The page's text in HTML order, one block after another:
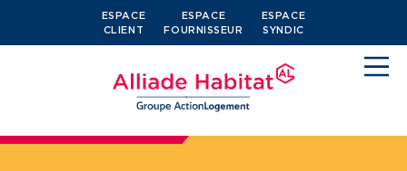
ESPACE
CLIENT
ESPACE
FOURNISSEUR
ESPACE
SYNDIC